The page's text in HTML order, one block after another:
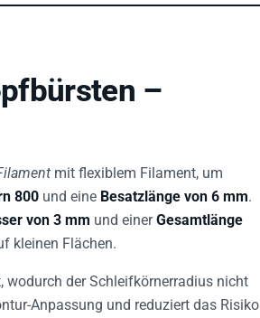
–
mit flexiblem Filament, um
800 und eine Besatzlänge von 6 mm
von 3 mm und einerGesamtlänge
kleinen Flächen.
wodurch der Schleifkörnerradius nicht
Anpassung und reduziert das Risiko